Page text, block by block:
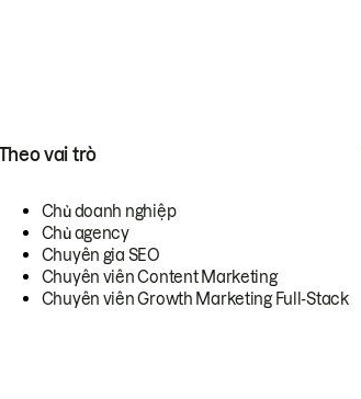
vai trò
Chủ doanh nghiệp
Chủ agency
Chuyên gia SEO
Chuyên viên Content Marketing
Chuyên viên Growth Marketing Full-Stack